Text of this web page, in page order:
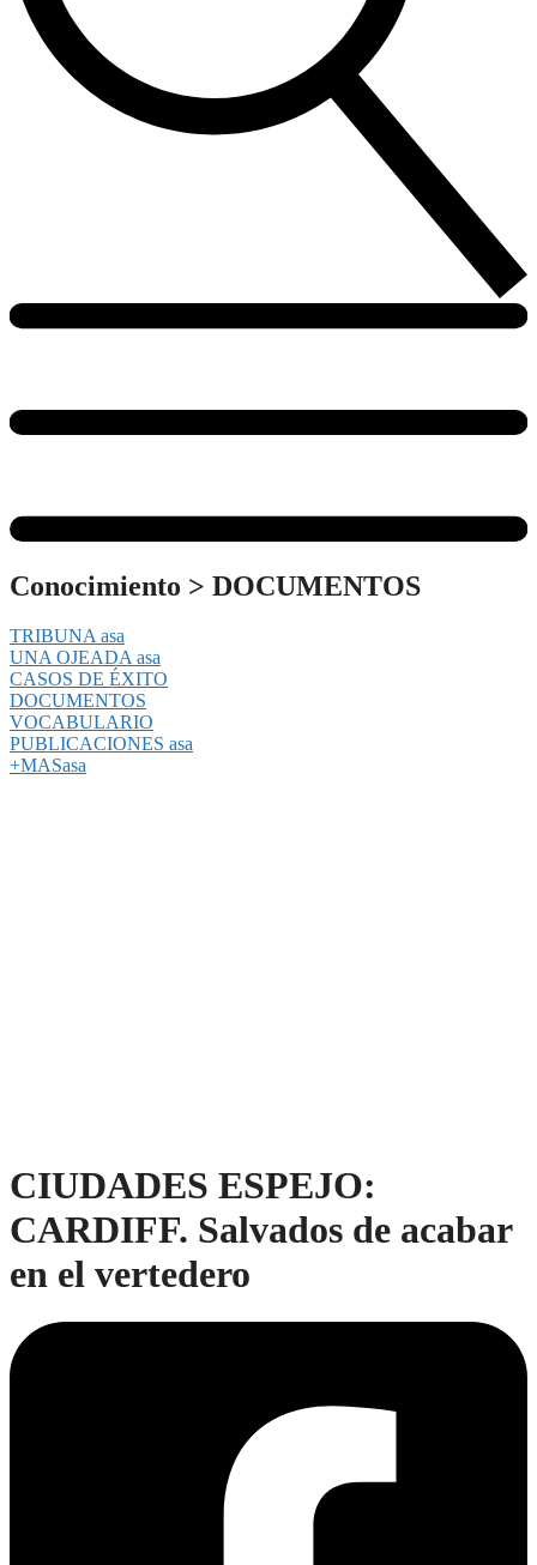
Conocimiento > DOCUMENTOS
TRIBUNA asa
UNA OJEADA asa
CASOS DE ÉXITO
DOCUMENTOS
VOCABULARIO
PUBLICACIONES asa
+MASasa
CIUDADES ESPEJO:
CARDIFF. Salvados de acabar
en el vertedero